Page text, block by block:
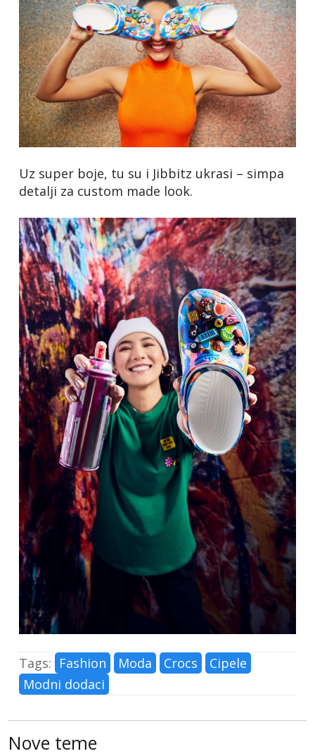
Uz super boje, tu su i Jibbitz ukrasi – simpa
detalji za custom made look.
Tags: Fashion Moda Crocs
Cipele
Modni dodaci
Nove teme